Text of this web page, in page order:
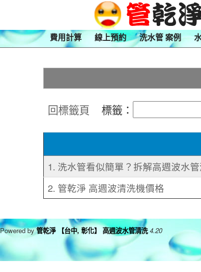
費用計算 線上預約 洗水管 案例
回標籤頁 標籤：
1. 洗水管看似簡單？拆解高週波水
2. 管乾淨 高週波清洗機價格
Powered by管乾淨 【台中, 彰化】 高週波水管清洗 4.20